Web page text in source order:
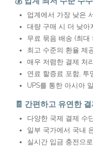
업계에서 가장 낮은
대량 구매 시 더 낮아
무료 묶음 배송 (최대
최고 수준의 환율 제
매우 저렴한 결제 처
연료 할증료 포함, 투
UPS를 통한 아시아
🧾 간편하고 유연한
다양한 국제 결제 수
일부 국가에서 국내
실시간 입금 충전으